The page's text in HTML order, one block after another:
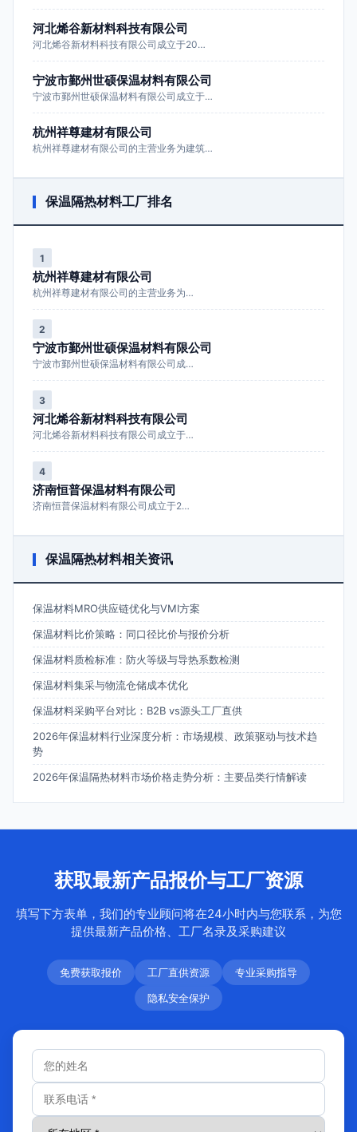
河北烯谷新材料科技有限公司
河北烯谷新材料科技有限公司成立于20…
宁波市鄞州世硕保温材料有限公司
宁波市鄞州世硕保温材料有限公司成立于…
杭州祥尊建材有限公司
杭州祥尊建材有限公司的主营业务为建筑…
保温隔热材料工厂排名
1
杭州祥尊建材有限公司
杭州祥尊建材有限公司的主营业务为…
2
宁波市鄞州世硕保温材料有限公司
宁波市鄞州世硕保温材料有限公司成…
3
河北烯谷新材料科技有限公司
河北烯谷新材料科技有限公司成立于…
4
济南恒普保温材料有限公司
济南恒普保温材料有限公司成立于2…
保温隔热材料相关资讯
保温材料MRO供应链优化与VMI方案
保温材料比价策略：同口径比价与报价分析
保温材料质检标准：防火等级与导热系数检测
保温材料集采与物流仓储成本优化
保温材料采购平台对比：B2B vs源头工厂直供
2026年保温材料行业深度分析：市场规模、政策驱动与技术趋
势
2026年保温隔热材料市场价格走势分析：主要品类行情解读
获取最新产品报价与工厂资源
填写下方表单，我们的专业顾问将在24小时内与您联系，为您
提供最新产品价格、工厂名录及采购建议
免费获取报价 工厂直供资源
专业采购指导
隐私安全保护